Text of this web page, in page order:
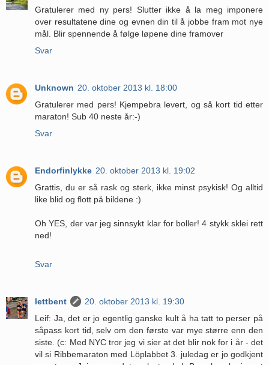
Gratulerer med ny pers! Slutter ikke å la meg imponere
over resultatene dine og evnen din til å jobbe fram mot nye
mål. Blir spennende å følge løpene dine framover
Svar
Unknown 20. oktober 2013 kl. 18:00
Gratulerer med pers! Kjempebra levert, og så kort tid etter
maraton! Sub 40 neste år:-)
Svar
Endorfinlykke 20. oktober 2013 kl. 19:02
Grattis, du er så rask og sterk, ikke minst psykisk! Og alltid
like blid og flott på bildene :)
Oh YES, der var jeg sinnsykt klar for boller! 4 stykk sklei rett
ned!
Svar
lettbent
20. oktober 2013 kl. 19:30
Leif: Ja, det er jo egentlig ganske kult å ha tatt to perser på
såpass kort tid, selv om den første var mye større enn den
siste. (c: Med NYC tror jeg vi sier at det blir nok for i år - det
vil si Ribbemaraton med Löplabbet 3. juledag er jo godkjent